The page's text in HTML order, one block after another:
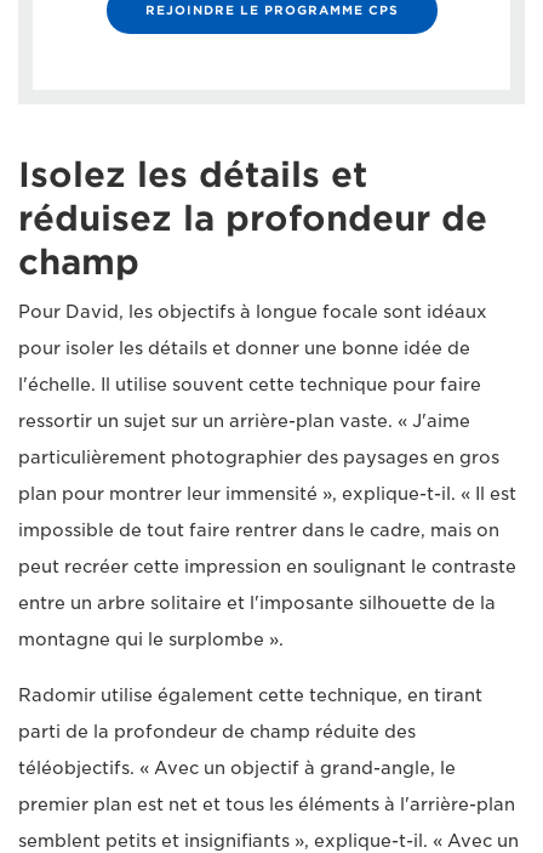
REJOINDRE LE PROGRAMME CPS
Isolez les détails et
réduisez la profondeur de
champ
Pour David, les objectifs à longue focale sont idéaux
pour isoler les détails et donner une bonne idée de
l'échelle. Il utilise souvent cette technique pour faire
ressortir un sujet sur un arrière-plan vaste. « J'aime
particulièrement photographier des paysages en gros
plan pour montrer leur immensité », explique-t-il. « Il est
impossible de tout faire rentrer dans le cadre, mais on
peut recréer cette impression en soulignant le contraste
entre un arbre solitaire et l'imposante silhouette de la
montagne qui le surplombe ».
Radomir utilise également cette technique, en tirant
parti de la profondeur de champ réduite des
téléobjectifs. « Avec un objectif à grand-angle, le
premier plan est net et tous les éléments à l'arrière-plan
semblent petits et insignifiants », explique-t-il. « Avec un